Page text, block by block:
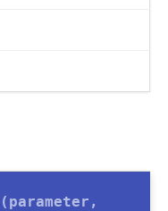
(parameter,